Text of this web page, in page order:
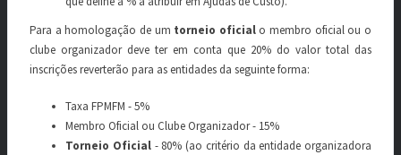
Para a homologação de um torneio oficialo membro oficial ou o
clube organizador deve ter em conta que 20% do valor total das
inscrições reverterão para as entidades da seguinte forma:
Taxa FPMFM - 5%
Membro Oficial ou Clube Organizador - 15%
Torneio Oficial- 80% (ao critério da entidade organizadora